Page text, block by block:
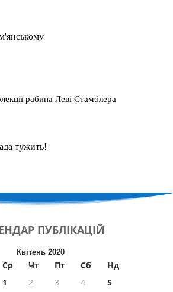
рабина Леві Стамблера
тужить!
ПУБЛІКАЦІЙ
Квітень 2020
Ср Чт Пт Сб
Нд
1
2 3 4
5